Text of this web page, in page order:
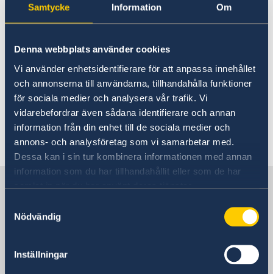
Samtycke Information Om
Denna webbplats använder cookies
Vi använder enhetsidentifierare för att anpassa innehållet
och annonserna till användarna, tillhandahålla funktioner
för sociala medier och analysera vår trafik. Vi
vidarebefordrar även sådana identifierare och annan
information från din enhet till de sociala medier och
annons- och analysföretag som vi samarbetar med.
Dessa kan i sin tur kombinera informationen med annan
information som du har tillhandahållit eller som de har
samlat in när du har använt deras tjänster.
Nödvändig
Inställningar
med regeringsförklaringen berättade
statsminister Ulf Kristersson om förändringar i
regeringen. Det är två nya statsråd och fyra
statsråd som byter ministerpost.
Statsminister Ulf Kristersson presenterade
förändringar i regeringen - Regeringen.se
Senast uppdaterad 11 sep. 2024, 14.53
Sverige i Rumänien, Bukarest
Sveriges ambassad
Besöksadress